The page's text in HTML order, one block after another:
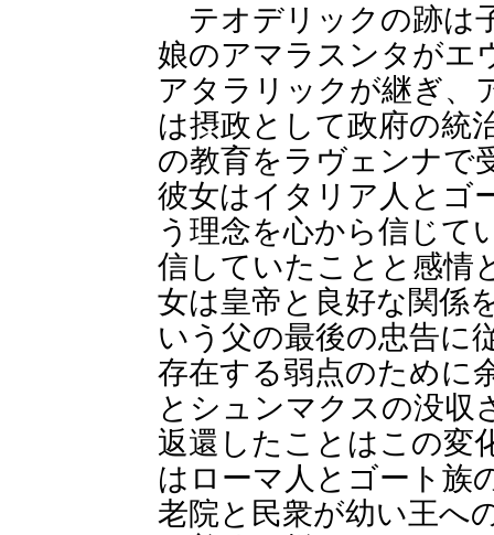
テオデリックの跡は
娘のアマラスンタがエ
アタラリックが継ぎ、
は摂政として政府の統
の教育をラヴェンナで
彼女はイタリア人とゴ
う理念を心から信じて
信していたことと感情
女は皇帝と良好な関係
いう父の最後の忠告に
存在する弱点のために
とシュンマクスの没収
返還したことはこの変
はローマ人とゴート族
老院と民衆が幼い王へ